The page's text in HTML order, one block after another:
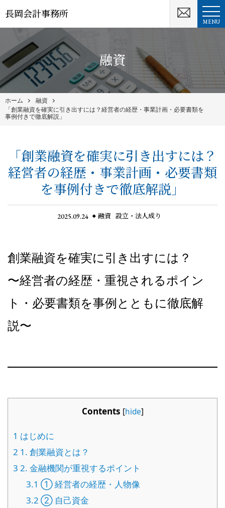
長岡会計事務所
MENU
融資
ホーム
融資
「創業融資を確実に引き出すには？経営者の経歴・事業計画・必要書類を
事例付きで徹底解説」
「創業融資を確実に引き出すには？
経営者の経歴・事業計画・必要書類
を事例付きで徹底解説」
2025.09.24 融資 設立・法人成り
創業融資を確実に引き出すには？
〜経営者の経歴・重視されるポイン
ト・必要書類を事例とともに徹底解
説〜
Contents [hide]
1 はじめに
2 1. 創業融資とは？
3 2. 金融機関が重視するポイント
3.1 ① 経営者の経歴・人物像
3.2 ② 自己資金